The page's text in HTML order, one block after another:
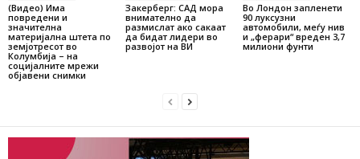
(Видео) Има
повредени и
значителна
материјална штета по
земјотресот во
Колумбија – на
социјалните мрежи
објавени снимки
Закерберг: САД мора
внимателно да
размислат ако сакаат
да бидат лидери во
развојот на ВИ
Во Лондон запленети
90 луксузни
автомобили, меѓу нив
и „ферари“ вреден 3,7
милиони фунти